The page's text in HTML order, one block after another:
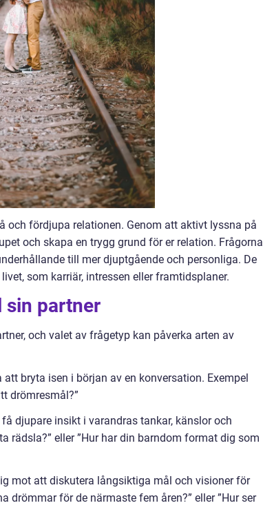
fördjupa relationen. Genom att aktivt lyssna på
och skapa en trygg grund för er relation. Frågorna
till mer djuptgående och personliga. De
som karriär, intressen eller framtidsplaner.
sin partner
och valet av frågetyp kan påverka arten av
bryta isen i början av en konversation. Exempel
drömresmål?”
djupare insikt i varandras tankar, känslor och
rädsla?” eller ”Hur har din barndom format dig som
mot att diskutera långsiktiga mål och visioner för
drömmar för de närmaste fem åren?” eller ”Hur ser